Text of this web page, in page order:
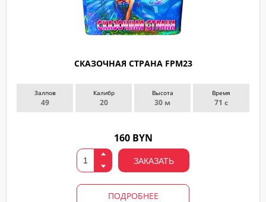
СКАЗОЧНАЯ СТРАНА FPM23
Залпов
49
Калибр
20
Высота
30 м
Время
71 с
160 BYN
ЗАКАЗАТЬ
ПОДРОБНЕЕ